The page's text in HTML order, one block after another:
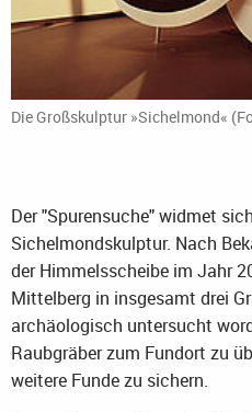
Die Großskulptur »Sichelmond«
Der "Spurensuche" widmet
Sichelmondskulptur. Nach
der Himmelsscheibe im Jahr
Mittelberg in insgesamt drei
archäologisch untersucht
Raubgräber zum Fundort zu
weitere Funde zu sichern.